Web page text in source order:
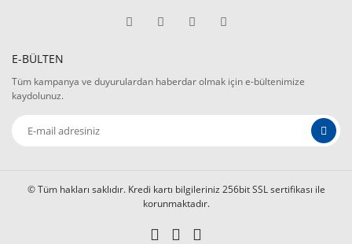
E-BÜLTEN
Tüm kampanya ve duyurulardan haberdar olmak için e-bültenimize
kaydolunuz.
© Tüm hakları saklıdır. Kredi kartı bilgileriniz 256bit SSL sertifikası ile
korunmaktadır.